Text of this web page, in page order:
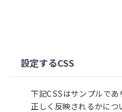
設定するCSS
下記CSSはサンプルで
正しく反映されるかに